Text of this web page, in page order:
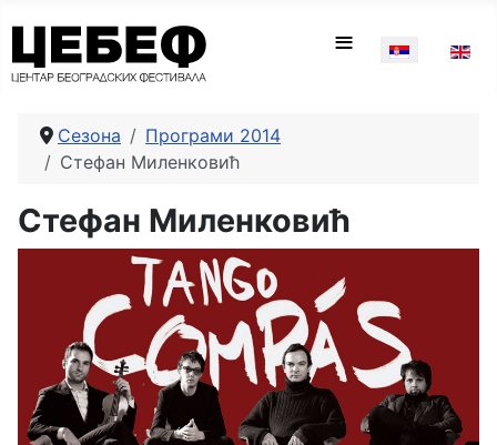
≡
Сезона
Програми 2014
Стефан Миленковић
Стефан Миленковић